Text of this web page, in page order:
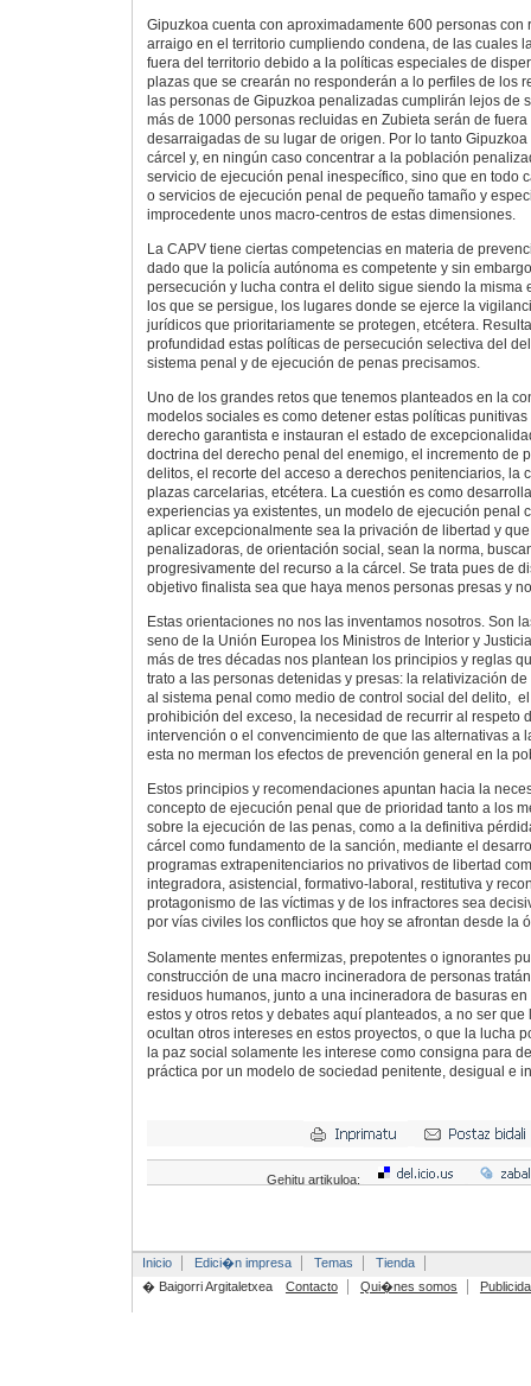
Gipuzkoa cuenta con aproximadamente 600 personas con
arraigo en el territorio cumpliendo condena, de las cuales
fuera del territorio debido a la políticas especiales de
plazas que se crearán no responderán a lo perfiles de los
las personas de Gipuzkoa penalizadas cumplirán lejos de
más de 1000 personas recluidas en Zubieta serán de
desarraigadas de su lugar de origen. Por lo tanto
cárcel y, en ningún caso concentrar a la población
servicio de ejecución penal inespecífico, sino que en todo
o servicios de ejecución penal de pequeño tamaño y
improcedente unos macro-centros de estas dimensiones.
La CAPV tiene ciertas competencias en materia de
dado que la policía autónoma es competente y sin
persecución y lucha contra el delito sigue siendo la misma
los que se persigue, los lugares donde se ejerce la
jurídicos que prioritariamente se protegen, etcétera.
profundidad estas políticas de persecución selectiva del
sistema penal y de ejecución de penas precisamos.
Uno de los grandes retos que tenemos planteados en la
modelos sociales es como detener estas políticas
derecho garantista e instauran el estado de
doctrina del derecho penal del enemigo, el incremento de
delitos, el recorte del acceso a derechos penitenciarios, la
plazas carcelarias, etcétera. La cuestión es como
experiencias ya existentes, un modelo de ejecución penal
aplicar excepcionalmente sea la privación de libertad y
penalizadoras, de orientación social, sean la norma,
progresivamente del recurso a la cárcel. Se trata pues de
objetivo finalista sea que haya menos personas presas y
Estas orientaciones no nos las inventamos nosotros. Son
seno de la Unión Europea los Ministros de Interior y
más de tres décadas nos plantean los principios y reglas
trato a las personas detenidas y presas: la relativización
al sistema penal como medio de control social del delito,
prohibición del exceso, la necesidad de recurrir al respeto
intervención o el convencimiento de que las alternativas a
esta no merman los efectos de prevención general en la
Estos principios y recomendaciones apuntan hacia la
concepto de ejecución penal que de prioridad tanto a los
sobre la ejecución de las penas, como a la definitiva
cárcel como fundamento de la sanción, mediante el
programas extrapenitenciarios no privativos de libertad
integradora, asistencial, formativo-laboral, restitutiva y
protagonismo de las víctimas y de los infractores sea
por vías civiles los conflictos que hoy se afrontan desde la
Solamente mentes enfermizas, prepotentes o ignorantes
construcción de una macro incineradora de personas
residuos humanos, junto a una incineradora de basuras
estos y otros retos y debates aquí planteados, a no ser
ocultan otros intereses en estos proyectos, o que la lucha
la paz social solamente les interese como consigna para
práctica por un modelo de sociedad penitente, desigual e
Gehitu artikuloa:
Inicio Edici�n impresa Temas
Tienda
� Baigorri Argitaletxea
Contacto Qui�nes somos